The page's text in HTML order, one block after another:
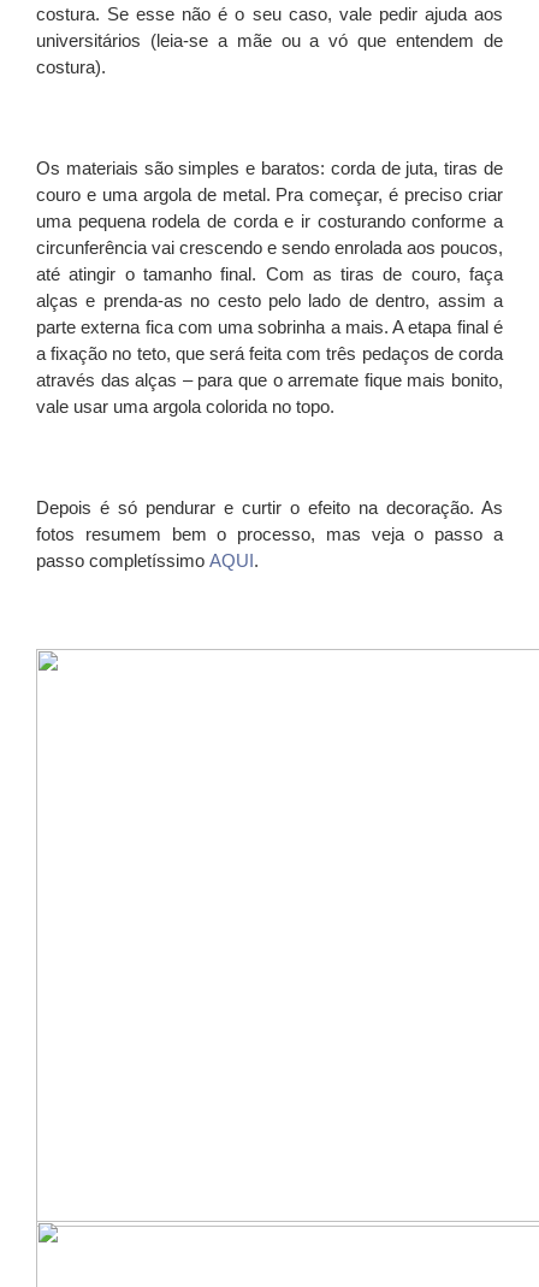
costura. Se esse não é o seu caso, vale pedir ajuda aos
universitários (leia-se a mãe ou a vó que entendem de
costura).
Os materiais são simples e baratos: corda de juta, tiras de
couro e uma argola de metal. Pra começar, é preciso criar
uma pequena rodela de corda e ir costurando conforme a
circunferência vai crescendo e sendo enrolada aos poucos,
até atingir o tamanho final. Com as tiras de couro, faça
alças e prenda-as no cesto pelo lado de dentro, assim a
parte externa fica com uma sobrinha a mais. A etapa final é
a fixação no teto, que será feita com três pedaços de corda
através das alças – para que o arremate fique mais bonito,
vale usar uma argola colorida no topo.
Depois é só pendurar e curtir o efeito na decoração. As
fotos resumem bem o processo, mas veja o passo a
passo completíssimo AQUI.